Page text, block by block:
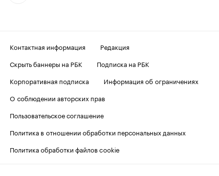
Контактная информация
Редакция
Скрыть баннеры на РБК
Подписка на РБК
Корпоративная подписка
Информация об ограничениях
О соблюдении авторских прав
Пользовательское соглашение
Политика в отношении обработки персональных данных
Политика обработки файлов cookie